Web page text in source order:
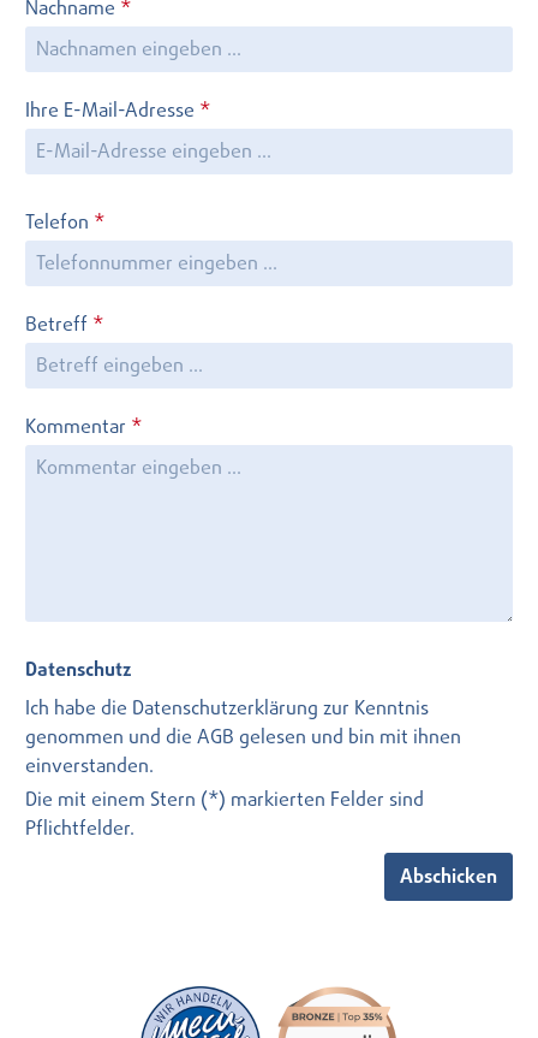
Nachname *
Ihre E-Mail-Adresse *
Telefon *
Betreff *
Kommentar *
Datenschutz
Ich habe die Datenschutzerklärung zur Kenntnis
genommen und die AGB gelesen und bin mit ihnen
einverstanden.
Die mit einem Stern (*) markierten Felder sind
Pflichtfelder.
Abschicken